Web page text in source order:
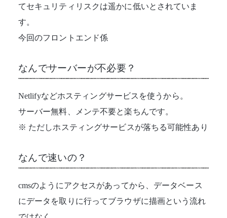
てセキュリティリスクは遥かに低いとされていま
す。
今回のフロントエンド係
なんでサーバーが不必要？
Netlifyなどホスティングサービスを使うから。
サーバー無料、メンテ不要と楽ちんです。
※ ただしホスティングサービスが落ちる可能性あり
なんで速いの？
cmsのようにアクセスがあってから、データベース
にデータを取りに行ってブラウザに描画という流れ